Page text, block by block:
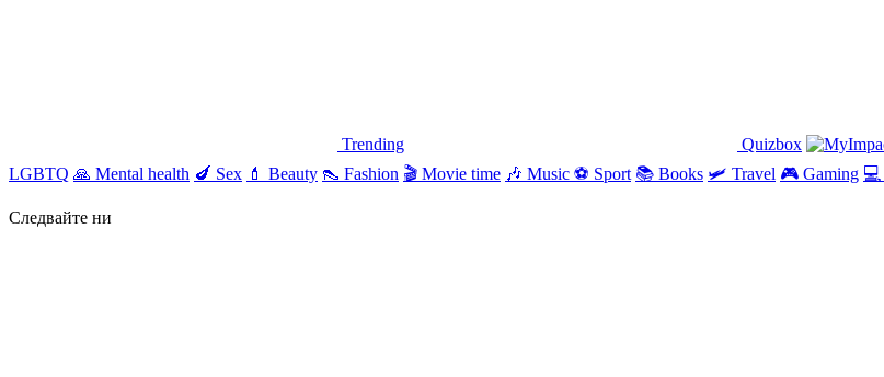
Trending Quizbox
LGBTQ 🙏 Mental health 🍆 Sex 💄 Beauty 👠 Fashion 🎬 Movie time 🎶 Music ⚽ Sport 📚 Books 🛩 Travel 🎮 Gaming 💻
Следвайте ни